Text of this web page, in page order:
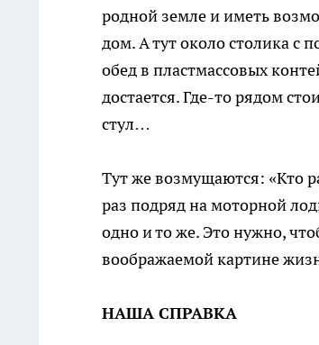
родной земле и иметь
дом. А тут около столика с
обед в пластмассовых
достается. Где-то рядом
стул…
Тут же возмущаются: «Кто
раз подряд на моторной
одно и то же. Это нужно,
воображаемой картине
НАША СПРАВКА